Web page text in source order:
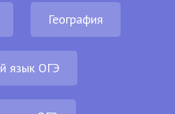
География
язык ОГЭ